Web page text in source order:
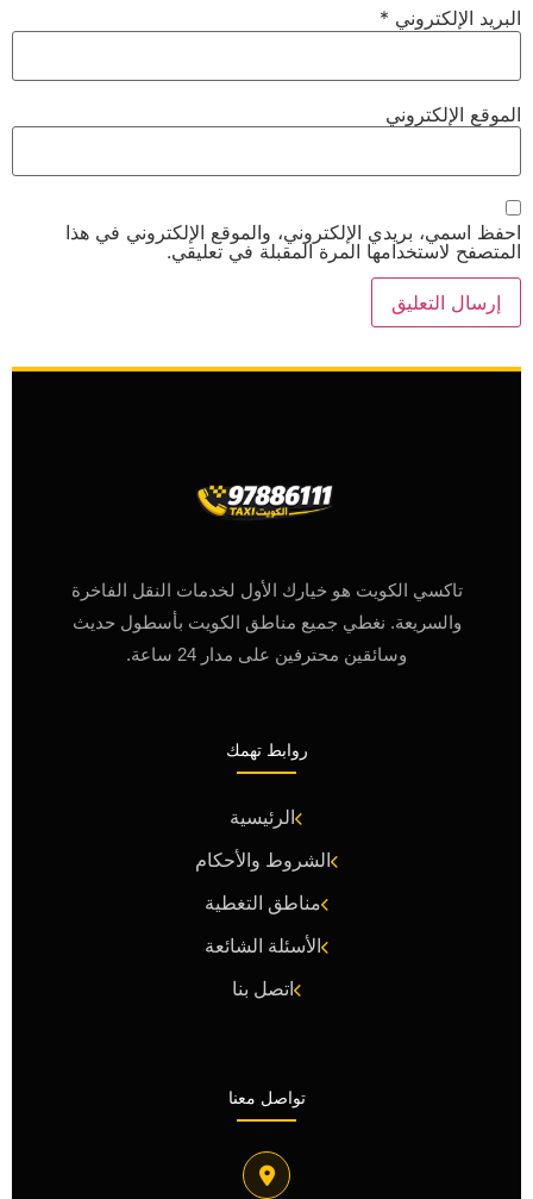
البريد الإلكتروني *
الموقع الإلكتروني
احفظ اسمي، بريدي الإلكتروني، والموقع الإلكتروني في هذا
المتصفح لاستخدامها المرة المقبلة في تعليقي.
تاكسي الكويت هو خيارك الأول لخدمات النقل الفاخرة
والسريعة. نغطي جميع مناطق الكويت بأسطول حديث
وسائقين محترفين على مدار 24 ساعة.
روابط تهمك
الرئيسية
الشروط والأحكام
مناطق التغطية
الأسئلة الشائعة
اتصل بنا
تواصل معنا